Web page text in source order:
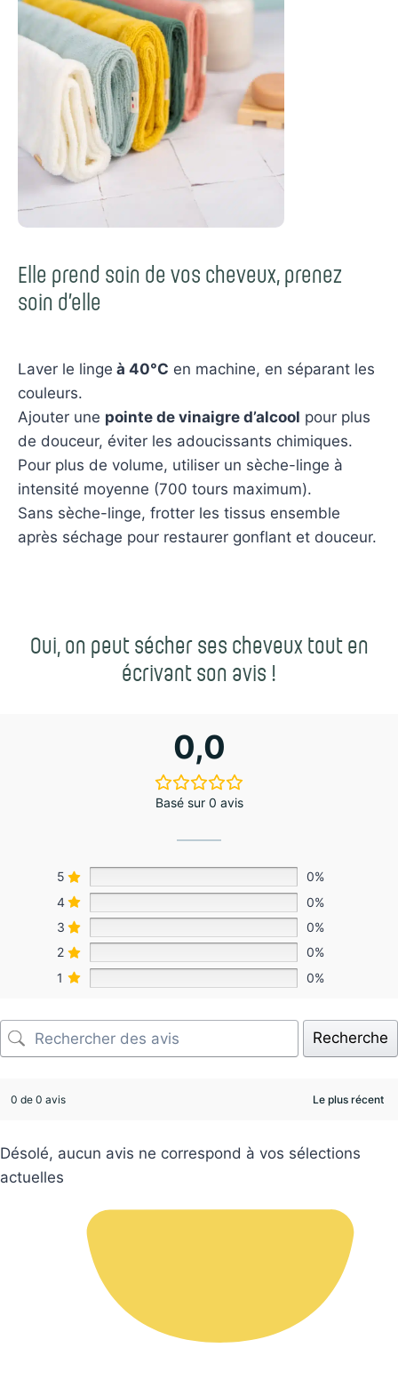
Elle prend soin de vos cheveux, prenez
soin d’elle
Laver le linge à 40°C en machine, en séparant les
couleurs.
Ajouter une pointe de vinaigre d’alcool pour plus
de douceur, éviter les adoucissants chimiques.
Pour plus de volume, utiliser un sèche-linge à
intensité moyenne (700 tours maximum).
Sans sèche-linge, frotter les tissus ensemble
après séchage pour restaurer gonflant et douceur.
Oui, on peut sécher ses cheveux tout en
écrivant son avis !
0,0
Basé sur 0 avis
5
0%
4
0%
3
0%
2
0%
1
0%
Recherche
0 de 0 avis
Désolé, aucun avis ne correspond à vos sélections
actuelles